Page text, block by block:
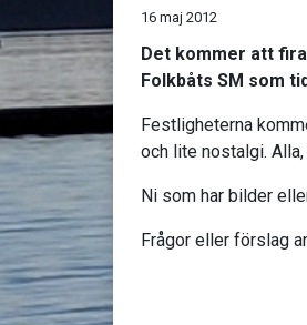
16 maj 2012
Det kommer att
Folkbåts SM som
Festligheterna
och lite nostalgi.
Ni som har bilder
Frågor eller förslag